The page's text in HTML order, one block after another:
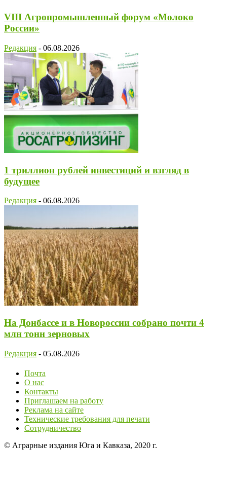
VIII Агропромышленный форум «Молоко
России»
Редакция - 06.08.2026
1 триллион рублей инвестиций и взгляд в
будущее
Редакция - 06.08.2026
На Донбассе и в Новороссии собрано почти 4
млн тонн зерновых
Редакция - 05.08.2026
Почта
О нас
Контакты
Приглашаем на работу
Реклама на сайте
Технические требования для печати
Сотрудничество
© Аграрные издания Юга и Кавказа, 2020 г.